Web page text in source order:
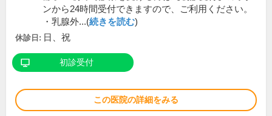
ンから24時間受付できますので、ご利用ください。
・乳腺外...(続きを読む)
休診日: 日、祝
初診受付
この医院の詳細をみる